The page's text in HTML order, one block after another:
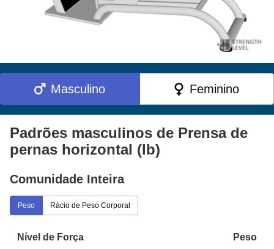
Masculino Feminino
Padrões masculinos de Prensa de
pernas horizontal (lb)
Comunidade Inteira
Peso Rácio de Peso Corporal
Nível de Força Peso